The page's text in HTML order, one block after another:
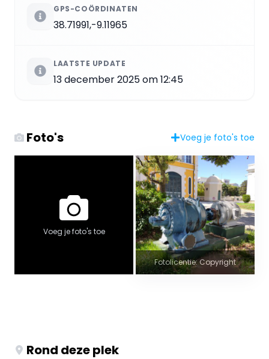
GPS-COÖRDINATEN
38.71991,-9.11965
LAATSTE UPDATE
13 december 2025 om 12:45
Foto's Voeg je foto's toe
Voeg je foto's toe
Fotolicentie: Copyright
Rond deze plek